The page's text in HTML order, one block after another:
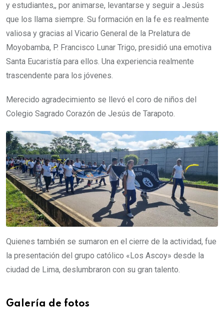
y estudiantes,, por animarse, levantarse y seguir a Jesús
que los llama siempre. Su formación en la fe es realmente
valiosa y gracias al Vicario General de la Prelatura de
Moyobamba, P. Francisco Lunar Trigo, presidió una emotiva
Santa Eucaristía para ellos. Una experiencia realmente
trascendente para los jóvenes.
Merecido agradecimiento se llevó el coro de niños del
Colegio Sagrado Corazón de Jesús de Tarapoto.
Quienes también se sumaron en el cierre de la actividad, fue
la presentación del grupo católico «Los Ascoy» desde la
ciudad de Lima, deslumbraron con su gran talento.
Galería de fotos